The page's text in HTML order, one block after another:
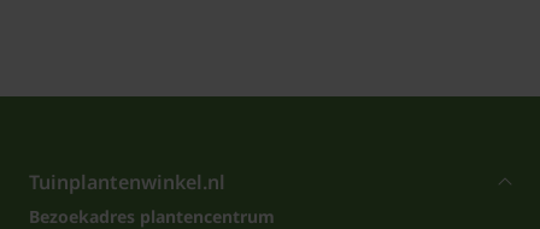
Tuinplantenwinkel.nl
Bezoekadres plantencentrum